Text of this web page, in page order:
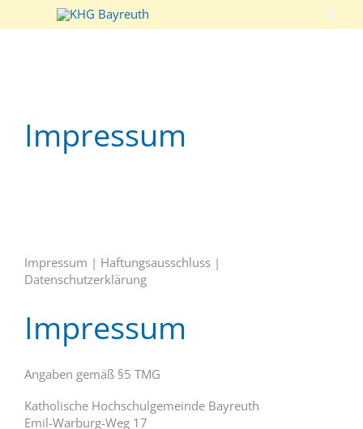

Impressum
Impressum | Haftungsausschluss |
Datenschutzerklärung
Impressum
Angaben gemäß §5 TMG
Katholische Hochschulgemeinde Bayreuth
Emil-Warburg-Weg 17